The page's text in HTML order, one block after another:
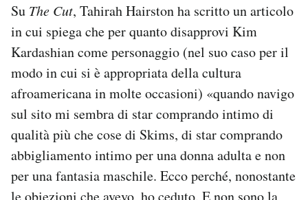
Su The Cut, Tahirah Hairston ha scritto un articolo
in cui spiega che per quanto disapprovi Kim
Kardashian come personaggio (nel suo caso per il
modo in cui si è appropriata della cultura
afroamericana in molte occasioni) «quando navigo
sul sito mi sembra di star comprando intimo di
qualità più che cose di Skims, di star comprando
abbigliamento intimo per una donna adulta e non
per una fantasia maschile. Ecco perché, nonostante
le obiezioni che avevo, ho ceduto. E non sono la